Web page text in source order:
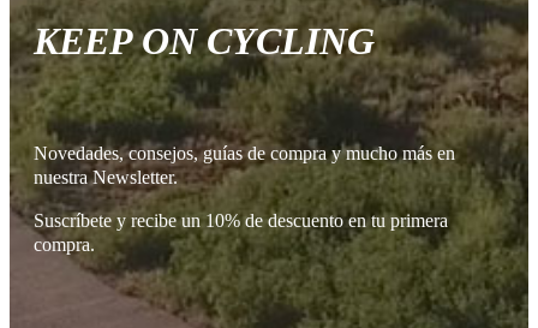
KEEP ON CYCLING
Novedades, consejos, guías de compra y mucho más en
nuestra Newsletter.
Suscríbete y recibe un 10% de descuento en tu primera
compra.